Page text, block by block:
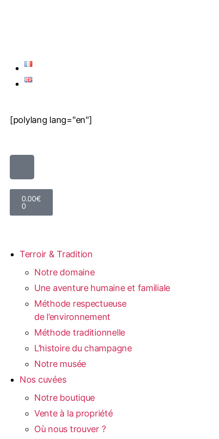
[polylang lang="en"]
0.00€
0
Terroir & Tradition
Notre domaine
Une aventure humaine et familiale
Méthode respectueuse
de l’environnement
Méthode traditionnelle
L’histoire du champagne
Notre musée
Nos cuvées
Notre boutique
Vente à la propriété
Où nous trouver ?